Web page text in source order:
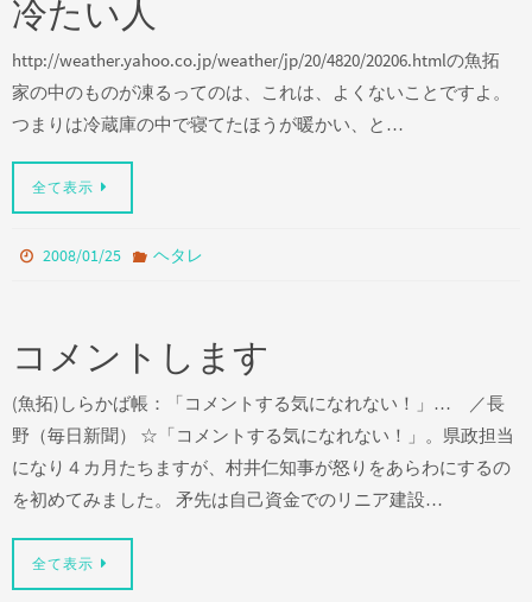
冷たい人
http://weather.yahoo.co.jp/weather/jp/20/4820/20206.htmlの魚拓
家の中のものが凍るってのは、これは、よくないことですよ。
つまりは冷蔵庫の中で寝てたほうが暖かい、と…
全て表示
2008/01/25 ヘタレ
コメントします
(魚拓)しらかば帳：「コメントする気になれない！」… ／長
野（毎日新聞） ☆「コメントする気になれない！」。県政担当
になり４カ月たちますが、村井仁知事が怒りをあらわにするの
を初めてみました。 矛先は自己資金でのリニア建設…
全て表示